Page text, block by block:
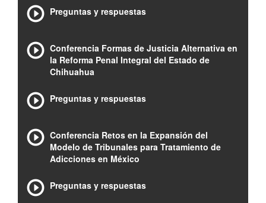
Preguntas y respuestas
Conferencia Formas de Justicia Alternativa en
la Reforma Penal Integral del Estado de
Chihuahua
Preguntas y respuestas
Conferencia Retos en la Expansión del
Modelo de Tribunales para Tratamiento de
Adicciones en México
Preguntas y respuestas